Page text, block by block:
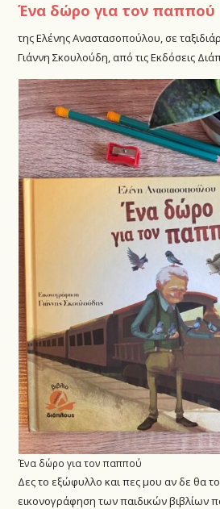
Ένα δώρο για τον παππού
της Ελένης Αναστασοπούλου, σε
Γιάννη Σκουλούδη, από τις Εκδόσεις
Ένα δώρο για τον παππού
Δες το εξώφυλλο και πες μου αν δε θα το
εικονογράφηση των παιδικών βιβλίων